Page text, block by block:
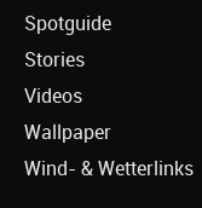
Spotguide
Stories
Videos
Wallpaper
Wind- & Wetterlinks